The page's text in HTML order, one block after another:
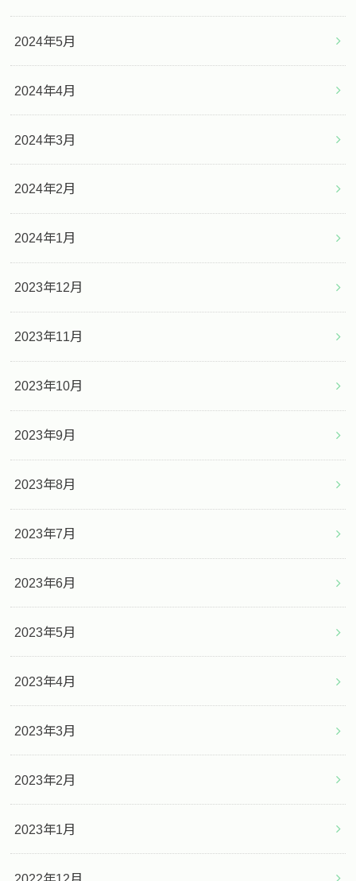
2024年5月
2024年4月
2024年3月
2024年2月
2024年1月
2023年12月
2023年11月
2023年10月
2023年9月
2023年8月
2023年7月
2023年6月
2023年5月
2023年4月
2023年3月
2023年2月
2023年1月